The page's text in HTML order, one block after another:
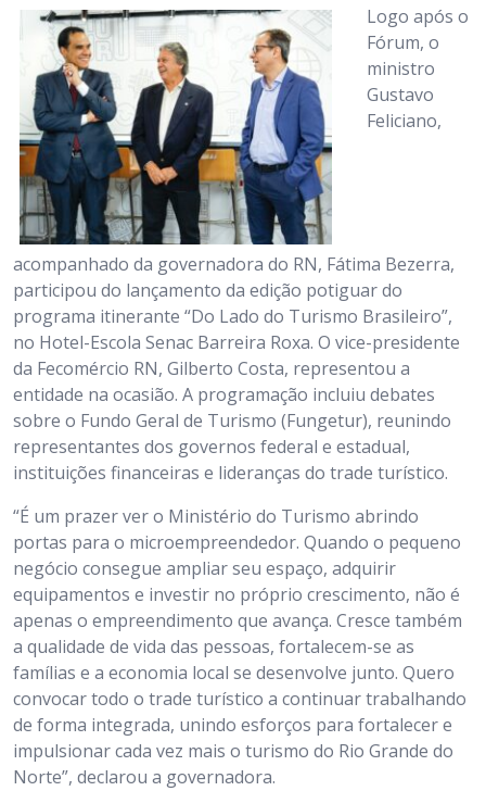
Logo após o
Fórum, o
ministro
Gustavo
Feliciano,
acompanhado da governadora do RN, Fátima Bezerra,
participou do lançamento da edição potiguar do
programa itinerante “Do Lado do Turismo Brasileiro”,
no Hotel-Escola Senac Barreira Roxa. O vice-presidente
da Fecomércio RN, Gilberto Costa, representou a
entidade na ocasião. A programação incluiu debates
sobre o Fundo Geral de Turismo (Fungetur), reunindo
representantes dos governos federal e estadual,
instituições financeiras e lideranças do trade turístico.
“É um prazer ver o Ministério do Turismo abrindo
portas para o microempreendedor. Quando o pequeno
negócio consegue ampliar seu espaço, adquirir
equipamentos e investir no próprio crescimento, não é
apenas o empreendimento que avança. Cresce também
a qualidade de vida das pessoas, fortalecem-se as
famílias e a economia local se desenvolve junto. Quero
convocar todo o trade turístico a continuar trabalhando
de forma integrada, unindo esforços para fortalecer e
impulsionar cada vez mais o turismo do Rio Grande do
Norte”, declarou a governadora.